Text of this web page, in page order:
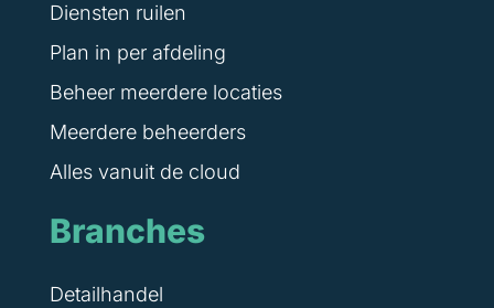
Diensten ruilen
Plan in per afdeling
Beheer meerdere locaties
Meerdere beheerders
Alles vanuit de cloud
Branches
Detailhandel